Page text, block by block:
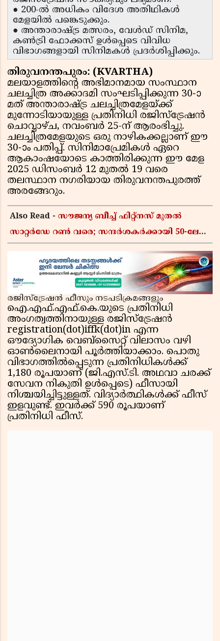
● 200-ൽ അധികം വിദേശ അതിഥികൾ
മേളയിൽ പങ്കെടുക്കും.
● അന്താരാഷ്ട്ര മത്സരം, വേൾഡ് സിനിമ,
കൺട്രി ഫോക്കസ് ഉൾപ്പെടെ വിവിധ
വിഭാഗങ്ങളായി സിനിമകൾ പ്രദർശിപ്പിക്കും.
തിരുവനന്തപുരം: (KVARTHA)
മലയാളത്തിൻ്റെ അഭിമാനമായ സംസ്ഥാന
ചലച്ചിത്ര അക്കാദമി സംഘടിപ്പിക്കുന്ന 30-ാ
മത് അന്താരാഷ്ട്ര ചലച്ചിത്രമേളയ്ക്ക്
മുന്നോടിയായുള്ള പ്രതിനിധി രജിസ്ട്രേഷൻ
ചൊവ്വാഴ്ച, നവംബർ 25-ന് ആരംഭിച്ചു.
ചലച്ചിത്രമേളയുടെ ഒരു നാഴികക്കല്ലാണ് ഈ
30-ാം പതിപ്പ്. സിനിമാപ്രേമികൾ ഏറെ
ആകാംഷയോടെ കാത്തിരിക്കുന്ന ഈ മേള
2025 ഡിസംബർ 12 മുതൽ 19 വരെ
തലസ്ഥാന നഗരിയായ തിരുവനന്തപുരത്ത്
അരങ്ങേറും.
Also Read - സൗജന്യ ബീച്ച് ഫിറ്റ്നസ് മുതൽ
സാറ്റർഡേ റൺ വരെ; സന്ദർശകർക്കായി 50-ലേറെ
രജിസ്ട്രേഷൻ ഫീസും നടപടിക്രമങ്ങളും
ഐ.എഫ്.എഫ്.കെ.യുടെ പ്രതിനിധി
അംഗത്വത്തിനായുള്ള രജിസ്ട്രേഷൻ
registration(dot)iffk(dot)in എന്ന
ഔദ്യോഗിക വെബ്സൈറ്റ് വിലാസം വഴി
ഓൺലൈനായി പൂർത്തിയാക്കാം. പൊതു
വിഭാഗത്തിൽപ്പെടുന്ന പ്രതിനിധികൾക്ക്
1,180 രൂപയാണ് (ജി.എസ്.ടി. അഥവാ ചരക്ക്
സേവന നികുതി ഉൾപ്പെടെ) ഫീസായി
നിശ്ചയിച്ചിട്ടുള്ളത്. വിദ്യാർത്ഥികൾക്ക് ഫീസ്
ഇളവുണ്ട്. ഇവർക്ക് 590 രൂപയാണ്
പ്രതിനിധി ഫീസ്.